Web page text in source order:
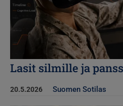
Lasit silmille ja
20.5.2026 Suomen Sotilas